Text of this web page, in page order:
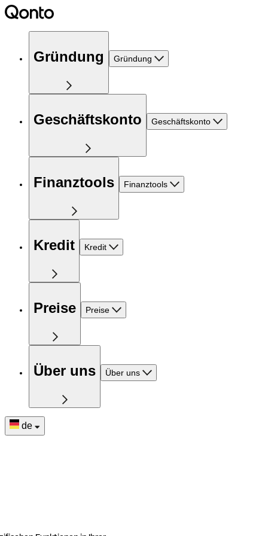
Gründung Gründung
Geschäftskonto Geschäftskonto
Finanztools Finanztools
Kredit Kredit
Preise Preise
Über uns Über uns
de